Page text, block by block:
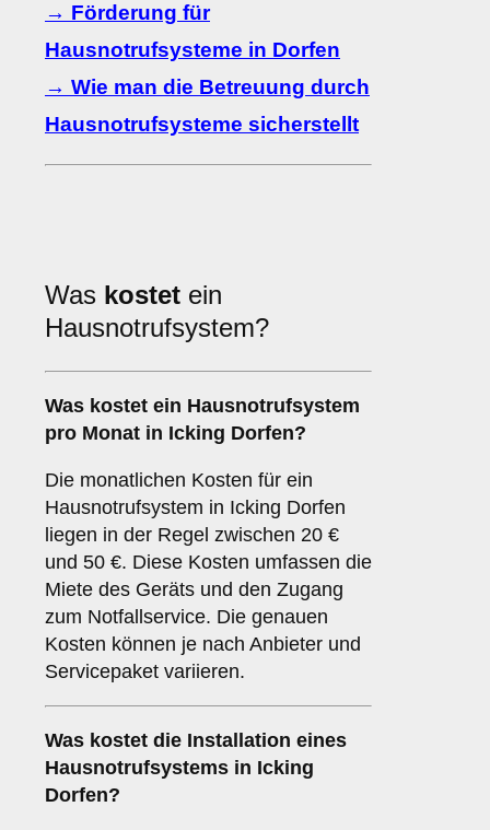
→ Förderung für
Hausnotrufsysteme in Dorfen
→ Wie man die Betreuung durch
Hausnotrufsysteme sicherstellt
Was kostet ein
Hausnotrufsystem?
Was kostet ein Hausnotrufsystem
pro Monat in Icking Dorfen?
Die monatlichen Kosten für ein
Hausnotrufsystem in Icking Dorfen
liegen in der Regel zwischen 20 €
und 50 €. Diese Kosten umfassen die
Miete des Geräts und den Zugang
zum Notfallservice. Die genauen
Kosten können je nach Anbieter und
Servicepaket variieren.
Was kostet die Installation eines
Hausnotrufsystems in Icking
Dorfen?